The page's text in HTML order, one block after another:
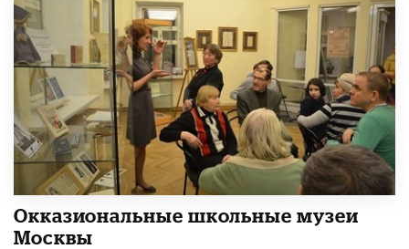
​Окказиональные школьные музеи
Москвы